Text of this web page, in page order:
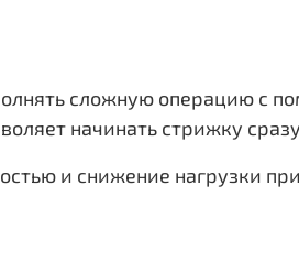
сложную операцию с
начинать стрижку
и снижение нагрузки